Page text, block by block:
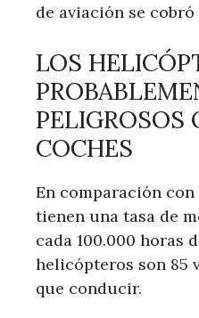
de aviación se cobró
LOS
PELIGROSOS
COCHES
En comparación
tienen una tasa de
cada 100.000 horas
helicópteros son 85
que conducir.